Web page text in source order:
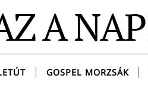
A
GOSPEL MORZSÁK